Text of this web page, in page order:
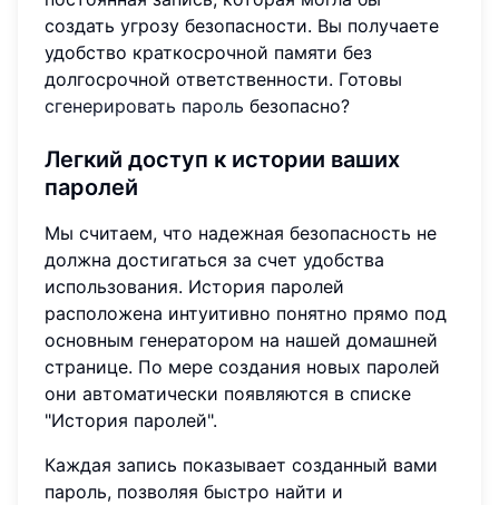
создать угрозу безопасности. Вы получаете
удобство краткосрочной памяти без
долгосрочной ответственности. Готовы
сгенерировать пароль безопасно?
Легкий доступ к истории ваших
паролей
Мы считаем, что надежная безопасность не
должна достигаться за счет удобства
использования. История паролей
расположена интуитивно понятно прямо под
основным генератором на нашей домашней
странице. По мере создания новых паролей
они автоматически появляются в списке
"История паролей".
Каждая запись показывает созданный вами
пароль, позволяя быстро найти и